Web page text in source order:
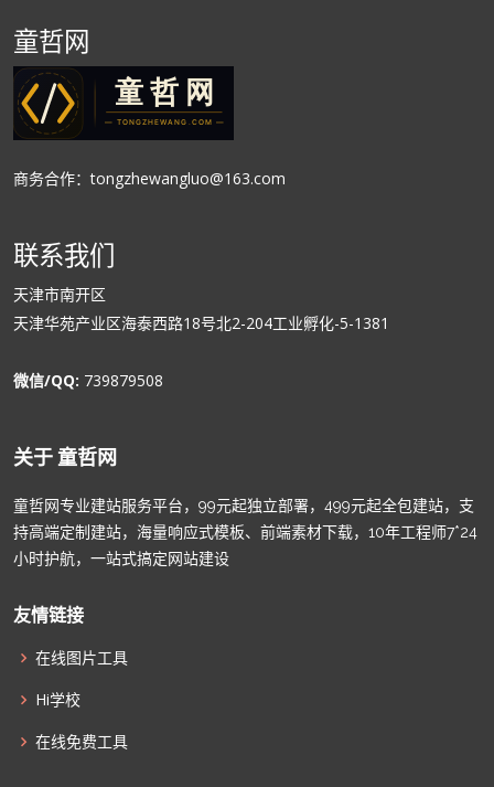
童哲网
商务合作：tongzhewangluo@163.com
联系我们
天津市南开区
天津华苑产业区海泰西路18号北2-204工业孵化-5-1381
微信/QQ: 739879508
关于 童哲网
童哲网专业建站服务平台，99元起独立部署，499元起全包建站，支
持高端定制建站，海量响应式模板、前端素材下载，10年工程师7*24
小时护航，一站式搞定网站建设
友情链接
在线图片工具
Hi学校
在线免费工具